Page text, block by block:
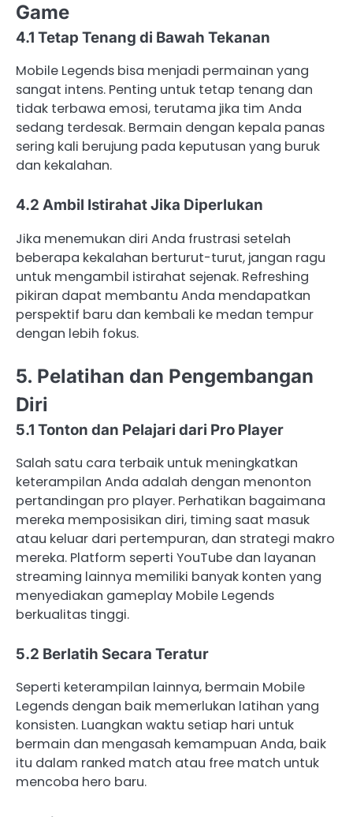
Game
4.1 Tetap Tenang di Bawah Tekanan
Mobile Legends bisa menjadi permainan yang
sangat intens. Penting untuk tetap tenang dan
tidak terbawa emosi, terutama jika tim Anda
sedang terdesak. Bermain dengan kepala panas
sering kali berujung pada keputusan yang buruk
dan kekalahan.
4.2 Ambil Istirahat Jika Diperlukan
Jika menemukan diri Anda frustrasi setelah
beberapa kekalahan berturut-turut, jangan ragu
untuk mengambil istirahat sejenak. Refreshing
pikiran dapat membantu Anda mendapatkan
perspektif baru dan kembali ke medan tempur
dengan lebih fokus.
5. Pelatihan dan Pengembangan
Diri
5.1 Tonton dan Pelajari dari Pro Player
Salah satu cara terbaik untuk meningkatkan
keterampilan Anda adalah dengan menonton
pertandingan pro player. Perhatikan bagaimana
mereka memposisikan diri, timing saat masuk
atau keluar dari pertempuran, dan strategi makro
mereka. Platform seperti YouTube dan layanan
streaming lainnya memiliki banyak konten yang
menyediakan gameplay Mobile Legends
berkualitas tinggi.
5.2 Berlatih Secara Teratur
Seperti keterampilan lainnya, bermain Mobile
Legends dengan baik memerlukan latihan yang
konsisten. Luangkan waktu setiap hari untuk
bermain dan mengasah kemampuan Anda, baik
itu dalam ranked match atau free match untuk
mencoba hero baru.